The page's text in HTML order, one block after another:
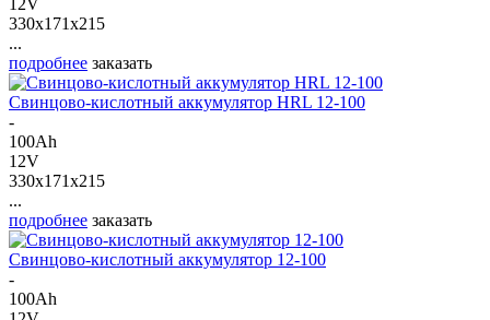
330x171x215
...
подробнее заказать
Свинцово-кислотный аккумулятор HRL 12-100
-
100Ah
12V
330x171x215
...
подробнее заказать
Свинцово-кислотный аккумулятор 12-100
-
100Ah